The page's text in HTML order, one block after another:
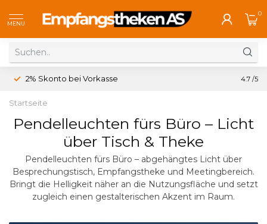
MENU
0
2% Skonto bei Vorkasse 4.7 /5
Startseite
Pendelleuchten fürs Büro – Licht
über Tisch & Theke
Pendelleuchten fürs Büro – abgehängtes Licht über
Besprechungstisch, Empfangstheke und Meetingbereich.
Bringt die Helligkeit näher an die Nutzungsfläche und setzt
zugleich einen gestalterischen Akzent im Raum.